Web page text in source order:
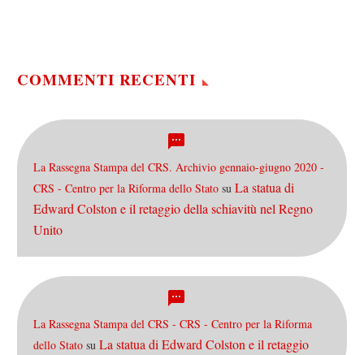
COMMENTI RECENTI
La Rassegna Stampa del CRS. Archivio gennaio-giugno 2020 -
CRS - Centro per la Riforma dello Stato su La statua di
Edward Colston e il retaggio della schiavitù nel Regno
Unito
La Rassegna Stampa del CRS - CRS - Centro per la Riforma
dello Stato su La statua di Edward Colston e il retaggio